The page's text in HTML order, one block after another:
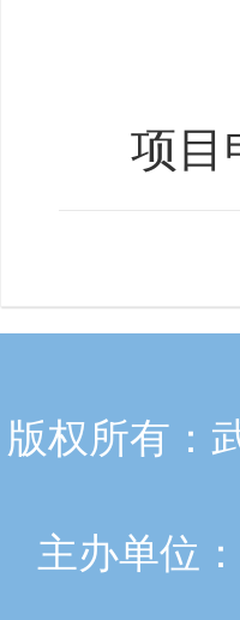
项目
版权所有：
主办单位